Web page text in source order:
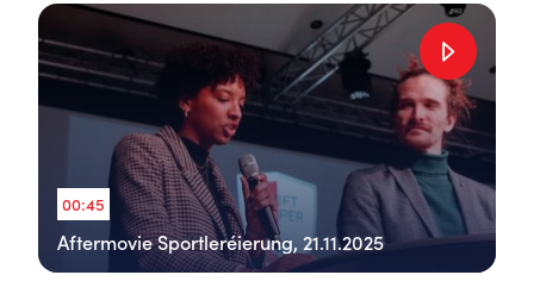
00:45
Aftermovie Sportleréierung, 21.11.2025